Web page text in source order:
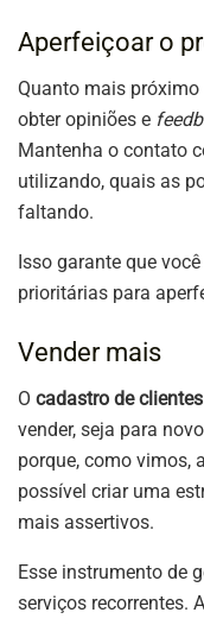
Aperfeiçoar o
Quanto mais
obter opiniões e
Mantenha o contato
utilizando, quais as
faltando.
Isso garante que
prioritárias para
Vender mais
O cadastro de clientes
vender, seja para
porque, como vimos,
possível criar uma
mais assertivos.
Esse instrumento de
serviços recorrentes.